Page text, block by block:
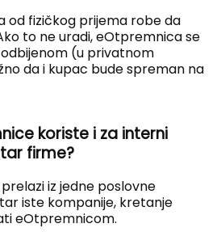
od fizičkog prijema robe da
to ne uradi, eOtpremnica se
(u privatnom
da i kupac bude spreman na
koriste i za interni
firme?
iz jedne poslovne
iste kompanije, kretanje
eOtpremnicom.